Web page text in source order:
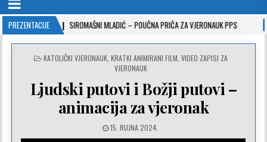
PREZENTACIJE
10-26 SIROMAŠNI MLADIĆ – POUČNA PRIČA ZA VJERONAUK PPS
POSTED
KATOLIČKI VJERONAUK, KRATKI ANIMIRANI FILM VIDEO ZAPISI ZA
VJERONAUK
Ljudski putovi i Božji putovi –
animacija za vjeronak
15. RUJNA 2024.